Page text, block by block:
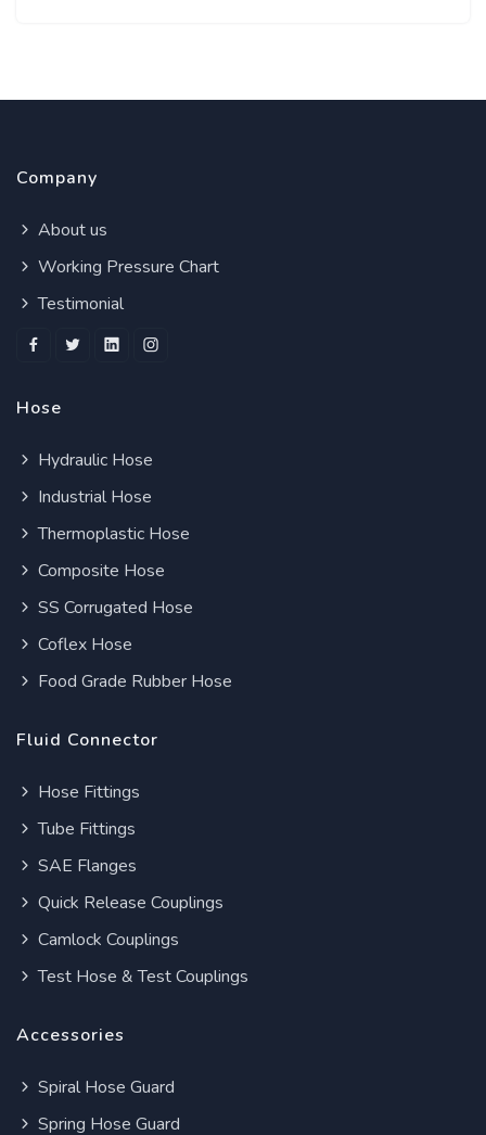
Company
About us
Working Pressure Chart
Testimonial
Hose
Hydraulic Hose
Industrial Hose
Thermoplastic Hose
Composite Hose
SS Corrugated Hose
Coflex Hose
Food Grade Rubber Hose
Fluid Connector
Hose Fittings
Tube Fittings
SAE Flanges
Quick Release Couplings
Camlock Couplings
Test Hose & Test Couplings
Accessories
Spiral Hose Guard
Spring Hose Guard